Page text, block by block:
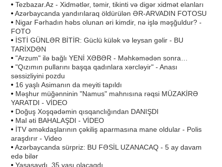
• Tezbazar.Az - Xidmətlər, təmir, tikinti və digər xidmət elanları
•Azərbaycanda yandırılaraq öldürülən ƏR-ARVADIN FOTOSU
• Nigar Fərhadın həbs olunan əri kimdir, nə işlə məşğuldur? -
FOTO
• İSTİ GÜNLƏR BİTİR: Güclü külək və leysan gəlir - BU
TARİXDƏN
• "Arzum" ilə bağlı YENİ XƏBƏR - Məhkəmədən sonra…
• "Qızımın pullarını başqa qadınlara xərcləyir" - Anası
səssizliyini pozdu
• 16 yaşlı Asimanın da meyiti tapıldı
• Məşhur müğənninin "Namus" mahnısına rəqsi MÜZAKİRƏ
YARATDI - VİDEO
• Doğuş Xoşqədəmin qısqanclığından DANIŞDI
• Mal əti BAHALAŞDI - VİDEO
• İTV əməkdaşlarının çəkiliş aparmasına mane oldular - Polis
araşdırır - Video
•Azərbaycanda sürpriz: BU FƏSİL UZANACAQ - 5 ay davam
edə bilər
• Yaşasaydı, 35 yaşı olacaqdı…